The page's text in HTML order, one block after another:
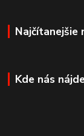
Najčítanejšie
Kde nás